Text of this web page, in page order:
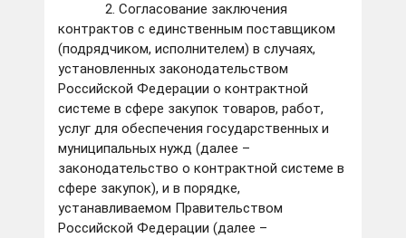
2. Согласование заключения
контрактов с единственным поставщиком
(подрядчиком, исполнителем) в случаях,
установленных законодательством
Российской Федерации о контрактной
системе в сфере закупок товаров, работ,
услуг для обеспечения государственных и
муниципальных нужд (далее –
законодательство о контрактной системе в
сфере закупок), и в порядке,
устанавливаемом Правительством
Российской Федерации (далее –